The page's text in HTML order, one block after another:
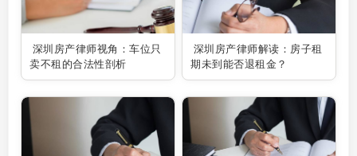
深圳房产律师视角：车位只
卖不租的合法性剖析
深圳房产律师解读：房子租
期未到能否退租金？